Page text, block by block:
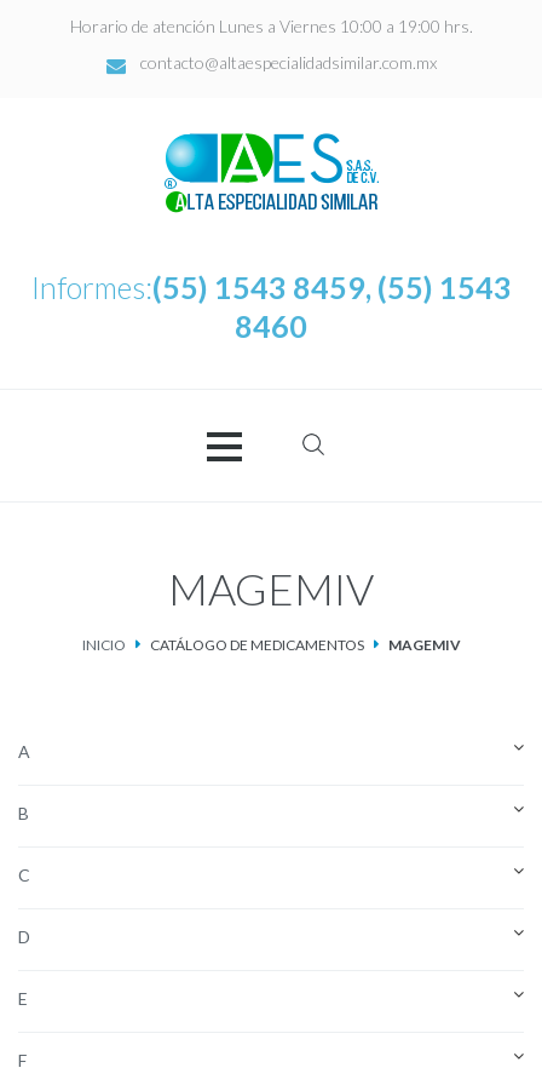
Horario de atención Lunes a Viernes 10:00 a 19:00 hrs.
contacto@altaespecialidadsimilar.com.mx
Informes:(55) 1543 8459, (55) 1543
8460
Catálogo de Medicamentos
Ketosteril®
MAGEMIV
INICIO CATÁLOGO DE MEDICAMENTOS MAGEMIV
A
B
C
D
E
F